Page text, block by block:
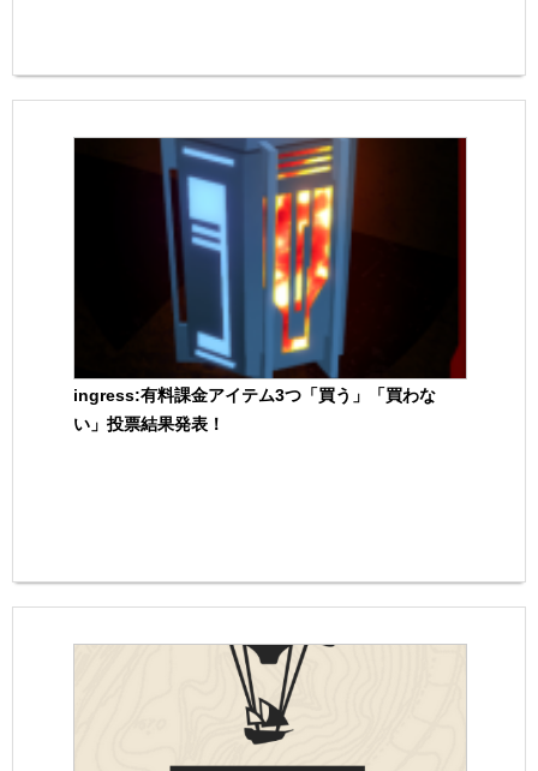
ingress:有料課金アイテム3つ「買う」「買わな
い」投票結果発表！